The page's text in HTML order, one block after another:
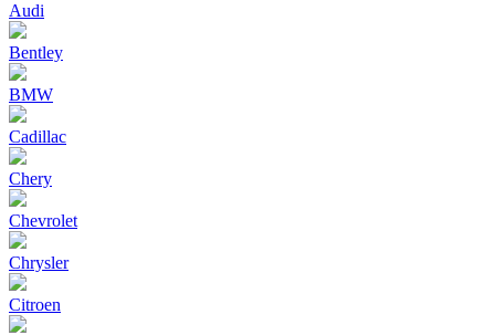
Audi
Bentley
BMW
Cadillac
Chery
Chevrolet
Chrysler
Citroen